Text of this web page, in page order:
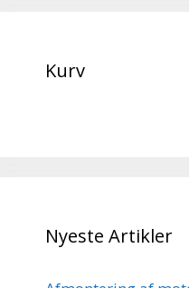
Kurv
Nyeste Artikler